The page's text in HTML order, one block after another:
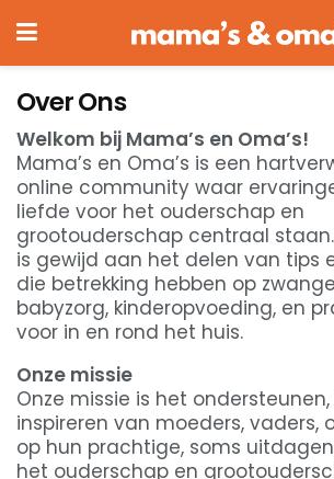
Over Ons
Welkom bij Mama’s en Oma’s!
Mama’s en Oma’s is een
online community waar
liefde voor het ouderschap en
grootouderschap centraal
is gewijd aan het delen van tips
die betrekking hebben op
babyzorg, kinderopvoeding, en
voor in en rond het huis.
Onze missie
Onze missie is het
inspireren van moeders, vaders,
op hun prachtige, soms
het ouderschap en